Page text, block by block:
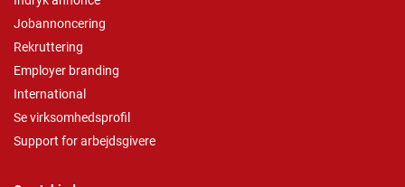
Jobannoncering
Rekruttering
Employer branding
International
Se virksomhedsprofil
Support for arbejdsgivere